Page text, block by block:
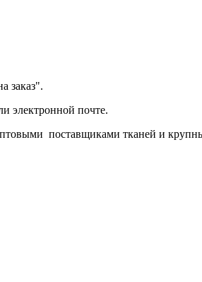
заказ".
электронной почте.
поставщиками тканей и